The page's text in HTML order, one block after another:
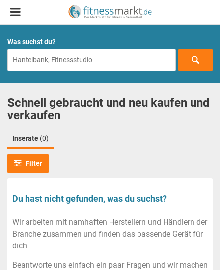
Was suchst du?
Schnell gebraucht und neu kaufen und
verkaufen
Inserate (0)
Filter
Du hast nicht gefunden, was du suchst?
Wir arbeiten mit namhaften Herstellern und Händlern der
Branche zusammen und finden das passende Gerät für
dich!
Beantworte uns einfach ein paar Fragen und wir machen